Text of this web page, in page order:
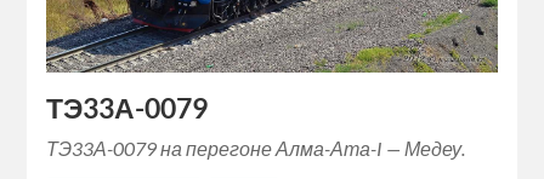
ТЭ33А-0079
ТЭ33А-0079 на перегоне Алма-Ата-I — Медеу.